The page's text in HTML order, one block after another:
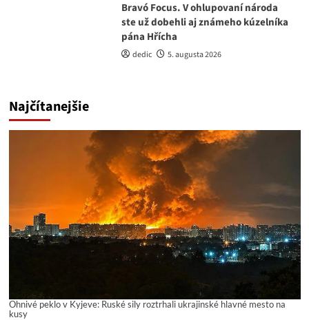
Bravó Focus. V ohlupovaní národa
ste už dobehli aj známeho kúzelníka
pána Hřícha
dedic 5. augusta 2026
Najčítanejšie
Ohnivé peklo v Kyjeve: Ruské sily roztrhali ukrajinské hlavné mesto na
kusy